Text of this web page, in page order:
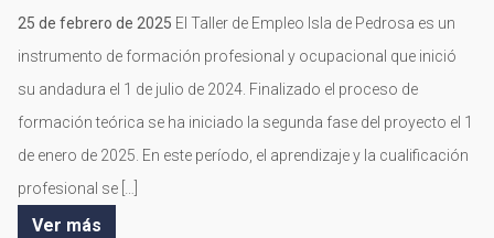
25 de febrero de 2025 El Taller de Empleo Isla de Pedrosa es un
instrumento de formación profesional y ocupacional que inició
su andadura el 1 de julio de 2024. Finalizado el proceso de
formación teórica se ha iniciado la segunda fase del proyecto el 1
de enero de 2025. En este período, el aprendizaje y la cualificación
profesional se […]
Ver más